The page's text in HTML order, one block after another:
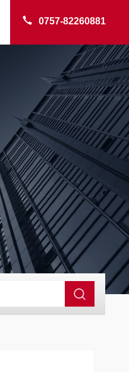
0757-82260881
佛山照明LED泛光灯 明欣